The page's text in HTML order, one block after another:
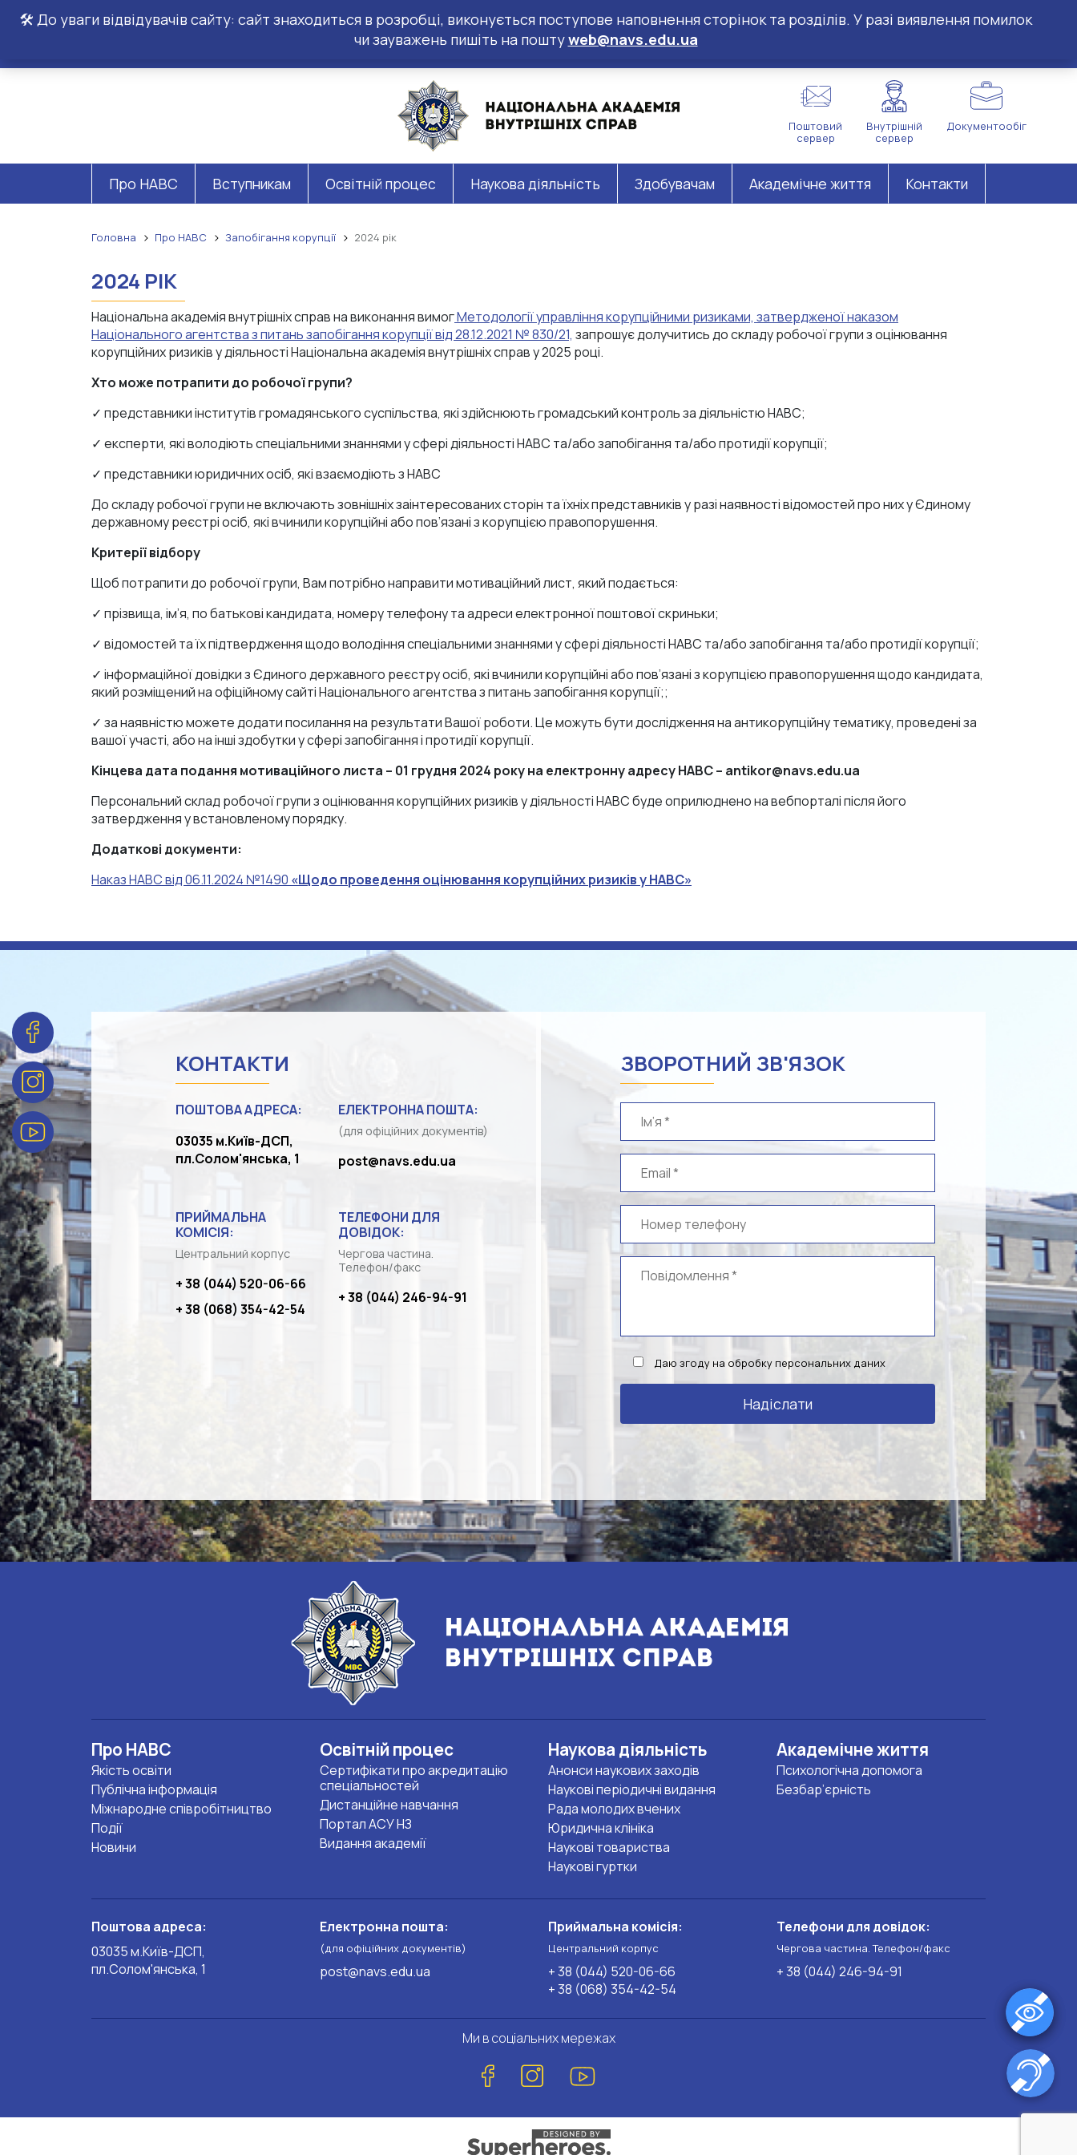
🛠️ До уваги відвідувачів сайту: сайт знаходиться в розробці, виконується поступове наповнення сторінок та розділів. У разі виявлення помилок
чи зауважень пишіть на поштуweb@navs.edu.ua
Поштовий
сервер
Внутрішній
сервер
Документообіг
Про НАВС Вступникам Освітній процес Наукова діяльність Здобувачам Академічне життя Контакти
Головна Про НАВС Запобігання корупції 2024 рік
2024 РІК
Національна академія внутрішніх справ на виконання вимогМетодології управління корупційними ризиками, затвердженої наказом
Національного агентства з питань запобігання корупції від 28.12.2021 № 830/21, запрошує долучитись до складу робочої групи з оцінювання
корупційних ризиків у діяльності Національна академія внутрішніх справ у 2025 році.
Хто може потрапити до робочої групи?
✓ представники інститутів громадянського суспільства, які здійснюють громадський контроль за діяльністю НАВС;
✓ експерти, які володіють спеціальними знаннями у сфері діяльності НАВС та/або запобігання та/або протидії корупції;
✓ представники юридичних осіб, які взаємодіють з НАВС
До складу робочої групи не включають зовнішніх заінтересованих сторін та їхніх представників у разі наявності відомостей про них у Єдиному
державному реєстрі осіб, які вчинили корупційні або пов’язані з корупцією правопорушення.
Критерії відбору
Щоб потрапити до робочої групи, Вам потрібно направити мотиваційний лист, який подається:
✓ прізвища, ім’я, по батькові кандидата, номеру телефону та адреси електронної поштової скриньки;
✓ відомостей та їх підтвердження щодо володіння спеціальними знаннями у сфері діяльності НАВС та/або запобігання та/або протидії корупції;
✓ інформаційної довідки з Єдиного державного реєстру осіб, які вчинили корупційні або пов’язані з корупцією правопорушення щодо кандидата,
який розміщений на офіційному сайті Національного агентства з питань запобігання корупції;;
✓ за наявністю можете додати посилання на результати Вашої роботи. Це можуть бути дослідження на антикорупційну тематику, проведені за
вашої участі, або на інші здобутки у сфері запобігання і протидії корупції.
Кінцева дата подання мотиваційного листа – 01 грудня 2024 року на електронну адресу НАВС – antikor@navs.edu.ua
Персональний склад робочої групи з оцінювання корупційних ризиків у діяльності НАВС буде оприлюднено на вебпорталі після його
затвердження у встановленому порядку.
Додаткові документи:
Наказ НАВС від 06.11.2024 №1490 «Щодо проведення оцінювання корупційних ризиків у НАВС»
КОНТАКТИ
ПОШТОВА АДРЕСА:
03035 м.Київ-ДСП,
пл.Солом'янська, 1
ЕЛЕКТРОННА ПОШТА:
(для офіційних документів)
post@navs.edu.ua
ПРИЙМАЛЬНА
КОМІСІЯ:
Центральний корпус
+ 38 (044) 520-06-66
+ 38 (068) 354-42-54
ТЕЛЕФОНИ ДЛЯ
ДОВІДОК:
Чергова частина.
Телефон/факс
+ 38 (044) 246-94-91
ЗВОРОТНИЙ ЗВ'ЯЗОК
Даю згоду на обробку персональних даних
Про НАВС
Якість освіти
Публічна інформація
Міжнародне співробітництво
Події
Новини
Освітній процес
Сертифікати про акредитацію
спеціальностей
Дистанційне навчання
Портал АСУ НЗ
Видання академії
Наукова діяльність
Анонси наукових заходів
Наукові періодичні видання
Рада молодих вчених
Юридична клініка
Наукові товариства
Наукові гуртки
Академічне життя
Психологічна допомога
Безбар’єрність
Поштова адреса:
03035 м.Київ-ДСП,
пл.Солом'янська, 1
Електронна пошта:
(для офіційних документів)
post@navs.edu.ua
Приймальна комісія:
Центральний корпус
+ 38 (044) 520-06-66
+ 38 (068) 354-42-54
Телефони для довідок:
Чергова частина. Телефон/факс
+ 38 (044) 246-94-91
Ми в соціальних мережах